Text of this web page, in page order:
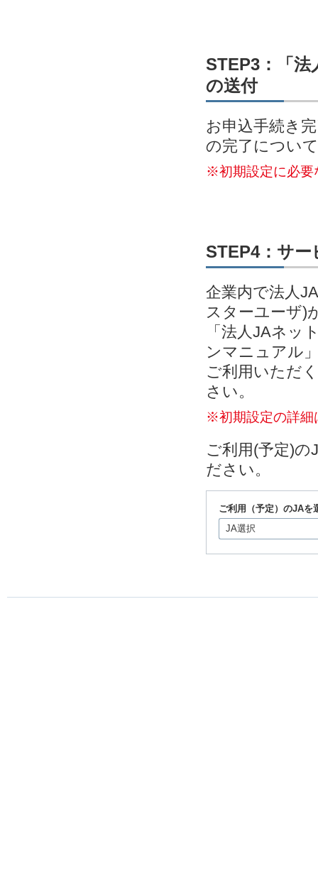
STEP3：「
の送付
お申込手続き
の完了につい
※初期設定に必要
STEP4：サー
企業内で法人
スターユーザ)
「法人JAネッ
ンマニュアル
ご利用いただ
さい。
※初期設定の詳細
ご利用(予定)
ださい。
ご利用（予定）のJAを
JA選択